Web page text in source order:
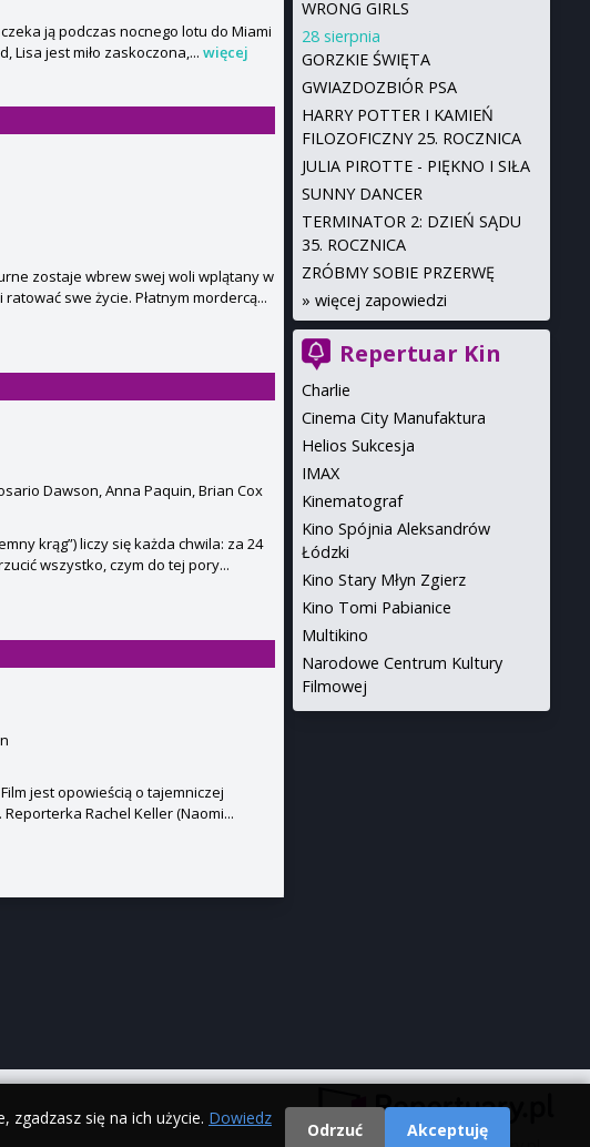
zgadzasz się na ich użycie. Dowiedz
Odrzuć Akceptuję
ją podczas nocnego lotu do Miami
Lisa jest miło zaskoczona,... więcej
zostaje wbrew swej woli wplątany w
swe życie. Płatnym mordercą...
Dawson, Anna Paquin, Brian Cox
krąg”) liczy się każda chwila: za 24
wszystko, czym do tej pory...
jest opowieścią o tajemniczej
Rachel Keller (Naomi...
WRONG GIRLS
28 sierpnia
GORZKIE ŚWIĘTA
GWIAZDOZBIÓR PSA
HARRY POTTER I KAMIEŃ
FILOZOFICZNY 25. ROCZNICA
JULIA PIROTTE - PIĘKNO I SIŁA
SUNNY DANCER
TERMINATOR 2: DZIEŃ SĄDU
35. ROCZNICA
ZRÓBMY SOBIE PRZERWĘ
» więcej zapowiedzi
Repertuar Kin
Charlie
Cinema City Manufaktura
Helios Sukcesja
IMAX
Kinematograf
Kino Spójnia Aleksandrów
Łódzki
Kino Stary Młyn Zgierz
Kino Tomi Pabianice
Multikino
Narodowe Centrum Kultury
Filmowej